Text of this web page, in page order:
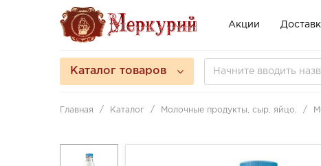
Акции
Каталог товаров
Главная Каталог Молочные продукты, сыр, яйцо.